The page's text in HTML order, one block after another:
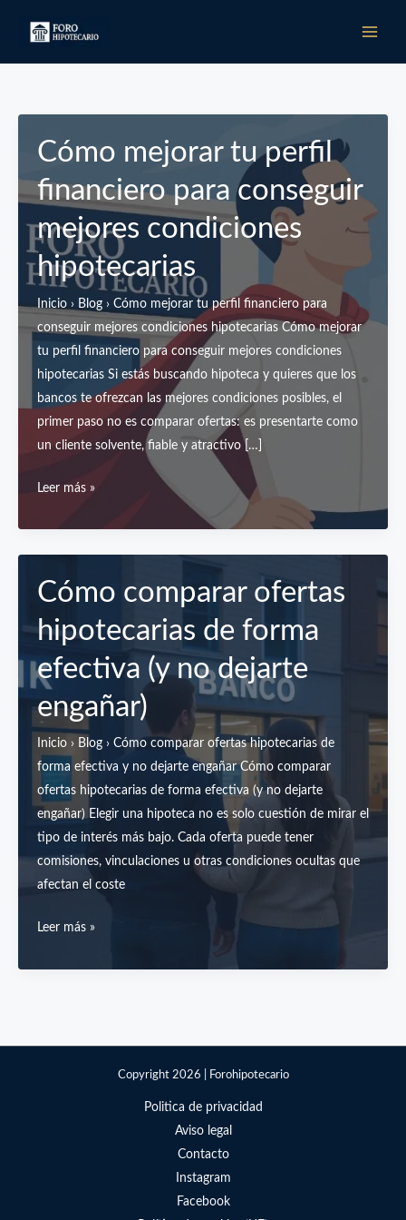
Cómo mejorar tu perfil
financiero para conseguir
mejores condiciones
hipotecarias
Inicio › Blog › Cómo mejorar tu perfil financiero para
conseguir mejores condiciones hipotecarias Cómo mejorar
tu perfil financiero para conseguir mejores condiciones
hipotecarias Si estás buscando hipoteca y quieres que los
bancos te ofrezcan las mejores condiciones posibles, el
primer paso no es comparar ofertas: es presentarte como
un cliente solvente, fiable y atractivo […]
Cómo
perfil
financiero
para
conseguir
condiciones
hipotecarias
Leer más »
Cómo comparar ofertas
hipotecarias de forma
efectiva (y no dejarte
engañar)
Inicio › Blog › Cómo comparar ofertas hipotecarias de
forma efectiva y no dejarte engañar Cómo comparar
ofertas hipotecarias de forma efectiva (y no dejarte
engañar) Elegir una hipoteca no es solo cuestión de mirar el
tipo de interés más bajo. Cada oferta puede tener
comisiones, vinculaciones u otras condiciones ocultas que
afectan el coste
Cómo
forma
Leer más »
Copyright 2026 | Forohipotecario
Politica de privacidad
Aviso legal
Contacto
Instagram
Facebook